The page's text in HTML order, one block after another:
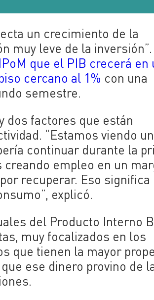
un crecimiento de la
muy leve de la inversión”.
que el PIB crecerá en
cercano al 1% con una
semestre.
dos factores que están
“Estamos viendo
continuar durante la
empleo en un
recuperar. Eso significa
explicó.
del Producto Interno
muy focalizados en los
que tienen la mayor
ese dinero provino de